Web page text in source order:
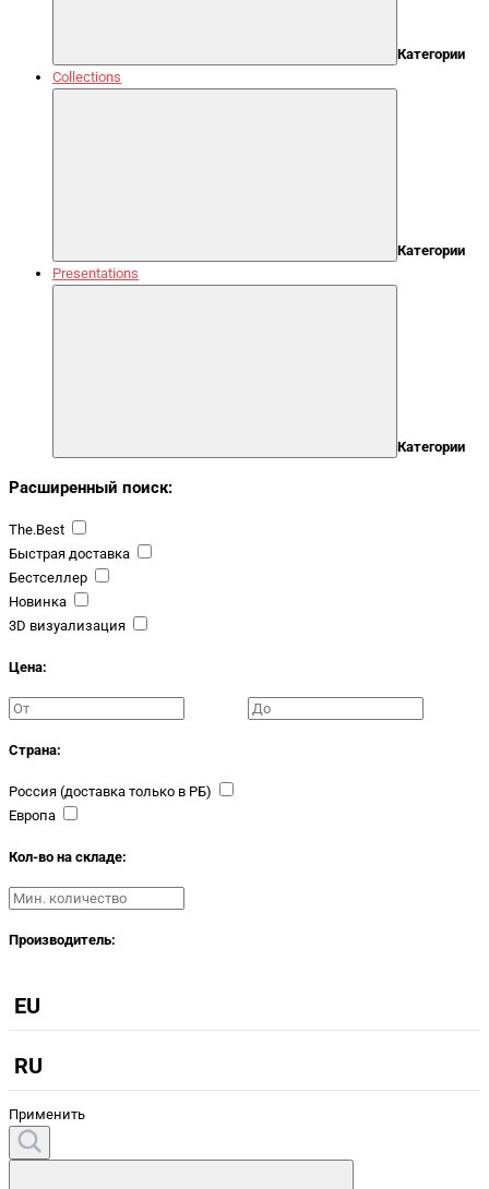
Категории
Collections
Категории
Presentations
Категории
Расширенный поиск:
The.Best
Быстрая доставка
Бестселлер
Новинка
3D визуализация
Цена:
Страна:
Россия (доставка только в РБ)
Европа
Кол-во на складе:
Производитель:
EU
RU
Применить